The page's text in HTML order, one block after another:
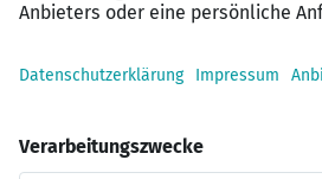
Arbeitsumgebung
wachstumsorientierten